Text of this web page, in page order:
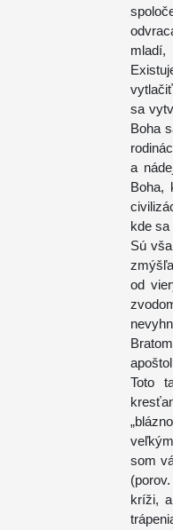
mladí,
sa
Boha
a
Boha,
kde
Sú
od
Toto
som
kríži,